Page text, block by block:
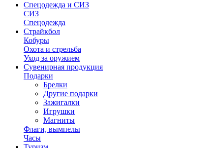
Спецодежда и СИЗ
СИЗ
Спецодежда
Страйкбол
Кобуры
Охота и стрельба
Уход за оружием
Сувенирная продукция
Подарки
Брелки
Другие подарки
Зажигалки
Игрушки
Магниты
Флаги, вымпелы
Часы